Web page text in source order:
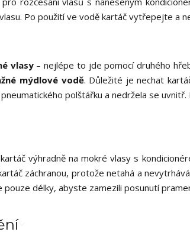
Po použití ve vodě kartáč vytřepejte a
vlasy– nejlépe to jde pomocí druhého
mýdlové vodě. Důležité je nechat
polštářku a nedržela se
výhradně na mokré vlasy s
záchranou, protože netahá a
délky, abyste zamezili posunutí